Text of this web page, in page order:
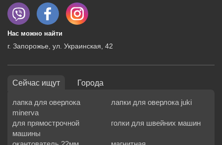
Нас можно найти
г. Запорожье, ул. Украинская, 42
Сейчас ищут Города
лапка для оверлока
minerva
лапки для оверлока juki
для прямострочной
машины
голки для швейних машин